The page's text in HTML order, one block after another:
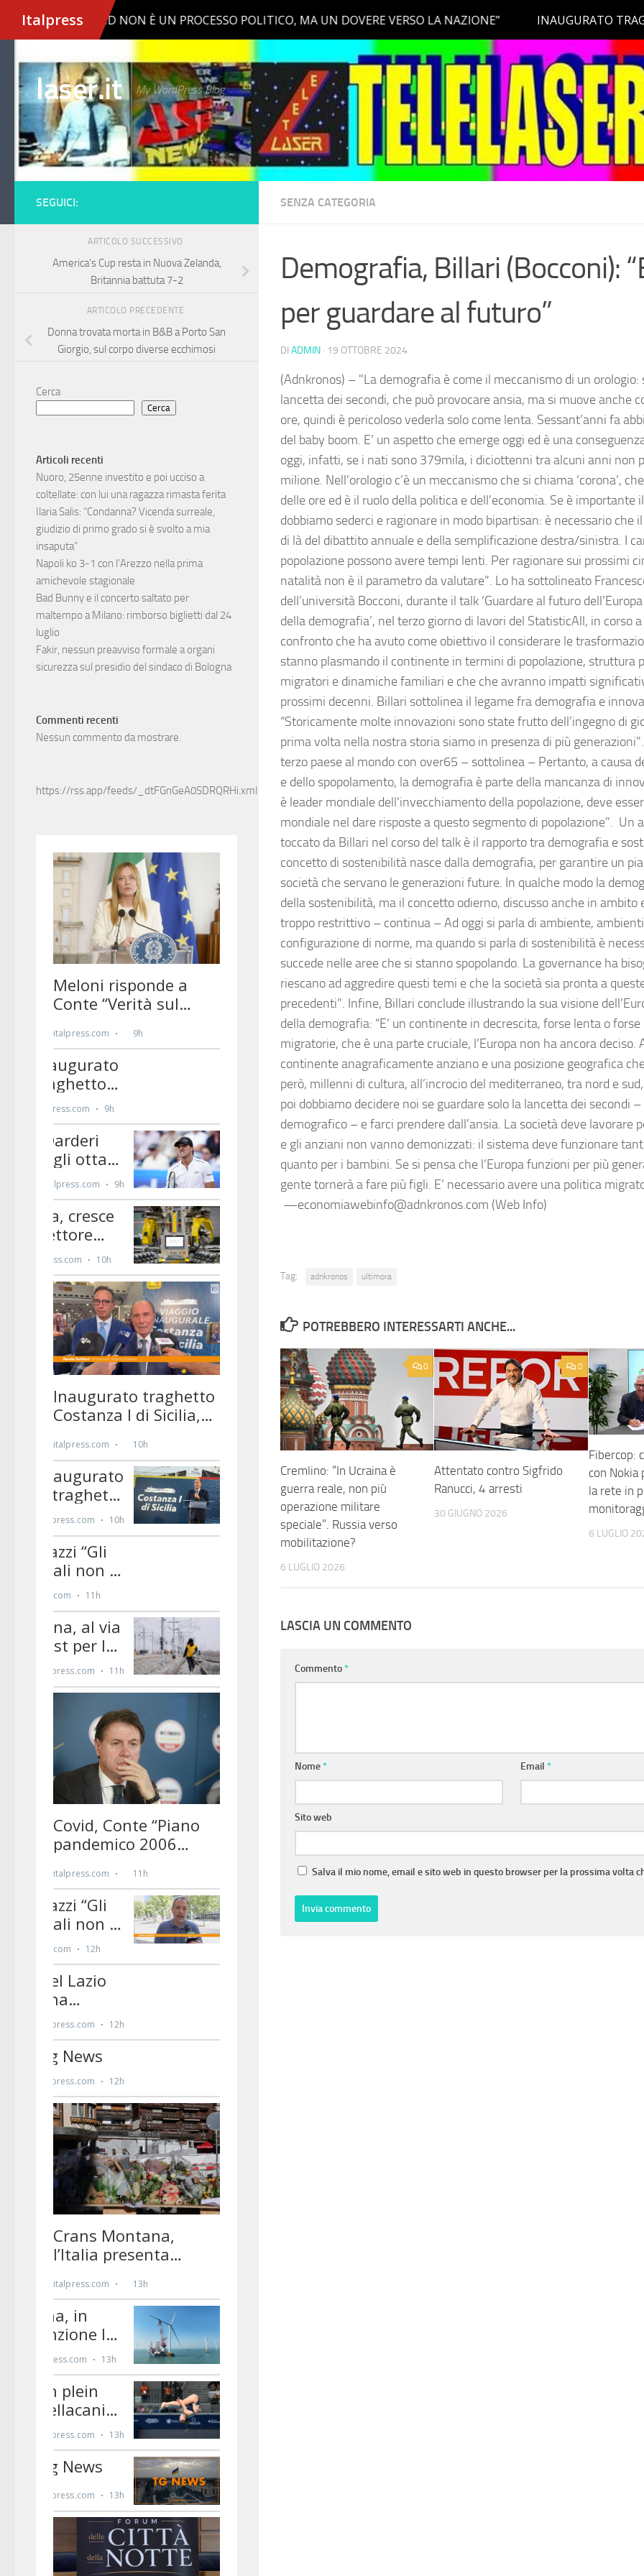
Salta al contenuto
laser.it My WordPress Blog
SENZA CATEGORIA
Demografia, Billari (Bocconi):
per guardare al futuro”
DI ADMIN · 19 OTTOBRE 2024
(Adnkronos) – "La demografia è come il meccanismo di un orologio:
lancetta dei secondi, che può provocare ansia, ma si muove anche
ore, quindi è pericoloso vederla solo come lenta. Sessant’anni fa
del baby boom. E’ un aspetto che emerge oggi ed è una
oggi, infatti, se i nati sono 379mila, i diciottenni tra alcuni anni non
milione. Nell’orologio c’è un meccanismo che si chiama ‘corona’,
delle ore ed è il ruolo della politica e dell’economia. Se è importante
dobbiamo sederci e ragionare in modo bipartisan: è necessario che
di là del dibattito annuale e della semplificazione destra/sinistra. I
popolazione possono avere tempi lenti. Per ragionare sui prossimi
natalità non è il parametro da valutare”. Lo ha sottolineato
dell’università Bocconi, durante il talk ‘Guardare al futuro
della demografia’, nel terzo giorno di lavori del StatisticAll, in corso
confronto che ha avuto come obiettivo il considerare le
stanno plasmando il continente in termini di popolazione, struttura
migratori e dinamiche familiari e che che avranno impatti
prossimi decenni. Billari sottolinea il legame fra demografia e
“Storicamente molte innovazioni sono state frutto dell’ingegno di
prima volta nella nostra storia siamo in presenza di più
terzo paese al mondo con over65 – sottolinea – Pertanto, a causa
e dello spopolamento, la demografia è parte della mancanza di
è leader mondiale dell’invecchiamento della popolazione, deve
mondiale nel dare risposte a questo segmento di popolazione”. Un
toccato da Billari nel corso del talk è il rapporto tra demografia e
concetto di sostenibilità nasce dalla demografia, per garantire un
società che servano le generazioni future. In qualche modo la
della sostenibilità, ma il concetto odierno, discusso anche in ambito
troppo restrittivo – continua – Ad oggi si parla di ambiente,
configurazione di norme, ma quando si parla di sostenibilità è
succede nelle aree che si stanno spopolando. La governance ha
riescano ad aggredire questi temi e che la società sia pronta a
precedenti”. Infine, Billari conclude illustrando la sua visione
della demografia: “E’ un continente in decrescita, forse lenta o
migratorie, che è una parte cruciale, l’Europa non ha ancora deciso.
continente anagraficamente anziano e una posizione geografica
però, millenni di cultura, all’incrocio del mediterraneo, tra nord e
poi dobbiamo decidere noi se guardare solo la lancetta dei secondi –
demografico – e farci prendere dall’ansia. La società deve lavorare
e gli anziani non vanno demonizzati: il sistema deve funzionare
quanto per i bambini. Se si pensa che l’Europa funzioni per più
gente tornerà a fare più figli. E’ necessario avere una politica
—economiawebinfo@adnkronos.com (Web Info)
Tag: adnkronos ultimora
POTREBBERO INTERESSARTI ANCHE...
0
Cremlino: “In Ucraina è
guerra reale, non più
operazione militare
speciale”. Russia verso
mobilitazione?
6 LUGLIO 2026
0
Attentato contro Sigfrido
Ranucci, 4 arresti
30 GIUGNO 2026
Fibercop:
con Nokia
la rete in
6 LUGLIO
LASCIA UN COMMENTO
Commento*
Nome* Email*
Sito web
Salva il mio nome, email e sito web in questo browser per la prossima volta
SEGUICI:
ARTICOLO SUCCESSIVO
America’s Cup resta in Nuova Zelanda,
Britannia battuta 7-2
ARTICOLO PRECEDENTE
Donna trovata morta in B&B a Porto San
Giorgio, sul corpo diverse ecchimosi
Cerca
Cerca
Articoli recenti
Nuoro, 25enne investito e poi ucciso a
coltellate: con lui una ragazza rimasta ferita
Ilaria Salis: “Condanna? Vicenda surreale,
giudizio di primo grado si è svolto a mia
insaputa”
Napoli ko 3-1 con l’Arezzo nella prima
amichevole stagionale
Bad Bunny e il concerto saltato per
maltempo a Milano: rimborso biglietti dal 24
luglio
Fakir, nessun preavviso formale a organi
sicurezza sul presidio del sindaco di Bologna
Commenti recenti
Nessun commento da mostrare.
https://rss.app/feeds/_dtFGnGeA0SDRQRHi.xml